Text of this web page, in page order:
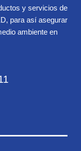
y servicios de
para así asegurar
ambiente en